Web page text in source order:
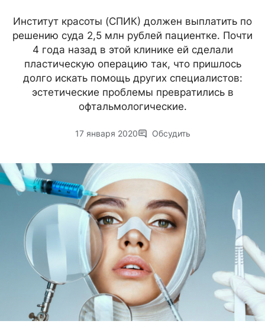
Институт красоты (СПИК) должен выплатить по
решению суда 2,5 млн рублей пациентке. Почти
4 года назад в этой клинике ей сделали
пластическую операцию так, что пришлось
долго искать помощь других специалистов:
эстетические проблемы превратились в
офтальмологические.
17 января 2020 Обсудить